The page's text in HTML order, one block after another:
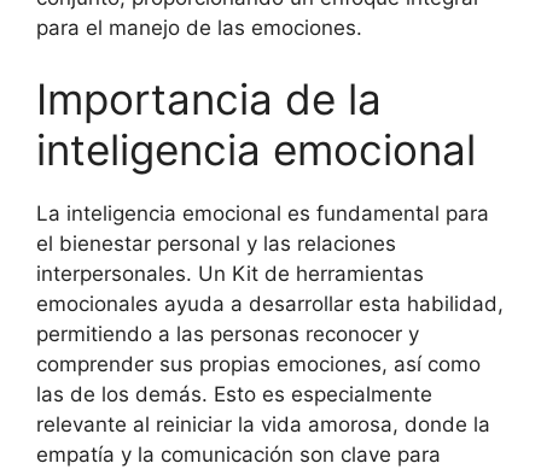
para el manejo de las emociones.
Importancia de la
inteligencia emocional
La inteligencia emocional es fundamental para
el bienestar personal y las relaciones
interpersonales. Un Kit de herramientas
emocionales ayuda a desarrollar esta habilidad,
permitiendo a las personas reconocer y
comprender sus propias emociones, así como
las de los demás. Esto es especialmente
relevante al reiniciar la vida amorosa, donde la
empatía y la comunicación son clave para